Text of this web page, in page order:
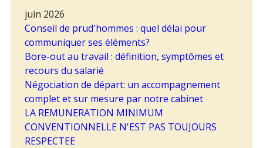
juin 2026
Conseil de prud'hommes : quel délai pour
communiquer ses éléments?
Bore-out au travail : définition, symptômes et
recours du salarié
Négociation de départ: un accompagnement
complet et sur mesure par notre cabinet
LA REMUNERATION MINIMUM
CONVENTIONNELLE N'EST PAS TOUJOURS
RESPECTEE